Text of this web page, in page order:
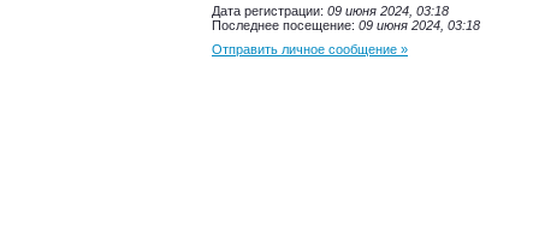
Дата регистрации: 09 июня 2024, 03:18
Последнее посещение: 09 июня 2024, 03:18
Отправить личное сообщение »